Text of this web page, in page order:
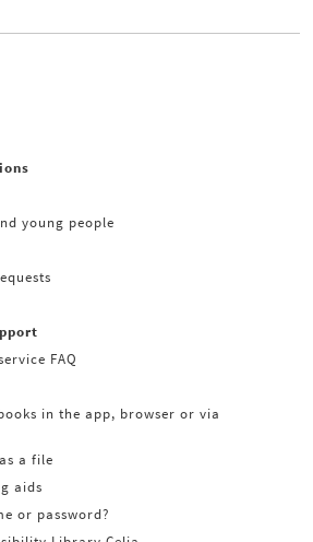
young people
FAQ
in the app, browser or via
a file
aids
or password?